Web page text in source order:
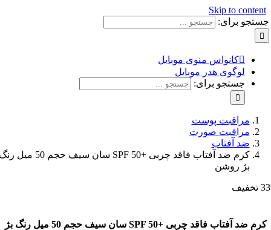
Skip to
برای:
کانواس منوی موبایل
لوگوی هدر موبایل
جستجو برای:
مراقبت پوست
مراقبت صورت
ضد آفتاب
كرم ضد آفتاب فاقد چربی +SPF 50 سان سیف حجم 50 میل رنگ
بژ روشن
كرم ضد آفتاب فاقد چربی +SPF 50 سان سیف حجم 50 میل رنگ بژ